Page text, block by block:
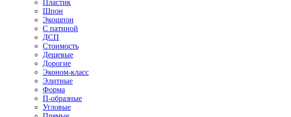
Пластик
Шпон
Экошпон
С патиной
ДСП
Стоимость
Дешевые
Дорогие
Эконом-класс
Элитные
Форма
П-образные
Угловые